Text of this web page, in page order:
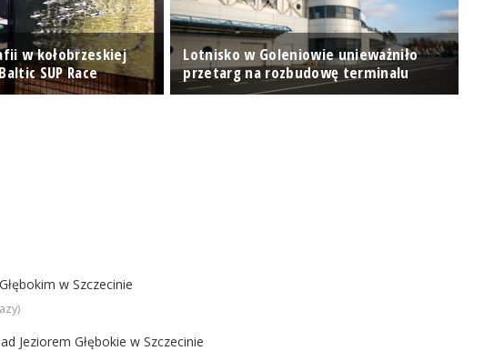
w kołobrzeskiej
SUP Race
Lotnisko w Goleniowie unieważniło
przetarg na rozbudowę terminalu
w Szczecinie
Jeziorem Głębokie w Szczecinie